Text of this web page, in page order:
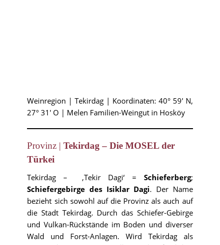
Weinregion | Tekirdag | Koordinaten: 40° 59′ N,
27° 31′ O | Melen Familien-Weingut in Hosköy
Provinz |Tekirdag – Die MOSEL der
Türkei
Tekirdag – ‚Tekir Dagi‘ = Schieferberg;
Schiefergebirge des Isiklar Dagi. Der Name
bezieht sich sowohl auf die Provinz als auch auf
die Stadt Tekirdag. Durch das Schiefer-Gebirge
und Vulkan-Rückstände im Boden und diverser
Wald und Forst-Anlagen. Wird Tekirdag als